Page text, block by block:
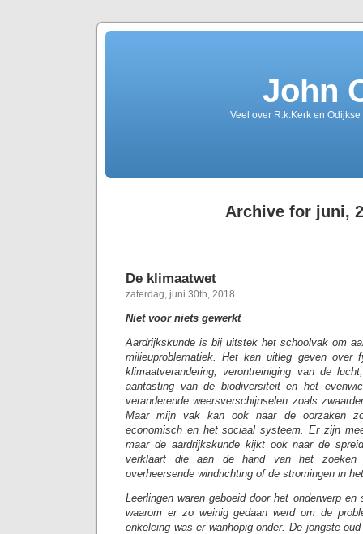
John
Veel over R.k.Kerk en
Archive for juni,
De klimaatwet
zaterdag, juni 30th, 2018
Niet voor niets gewerkt
Aardrijkskunde is bij uitstek het schoolvak om
milieuproblematiek. Het kan uitleg geven over
klimaatverandering, verontreiniging van de
aantasting van de biodiversiteit en het
veranderende weersverschijnselen zoals
Maar mijn vak kan ook naar de oorzaken
economisch en het sociaal systeem. Er zijn
maar de aardrijkskunde kijkt ook naar de
verklaart die aan de hand van het
overheersende windrichting of de stromingen in
Leerlingen waren geboeid door het onderwerp
waarom er zo weinig gedaan werd om de
enkeleing was er wanhopig onder. De jongste